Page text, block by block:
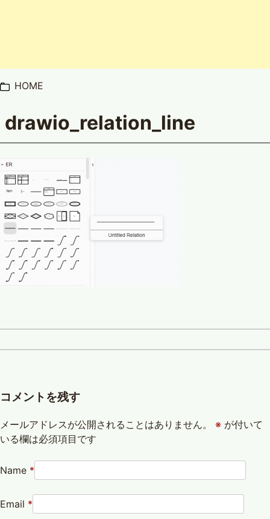
HOME
drawio_relation_line
コメントを残す
メールアドレスが公開されることはありません。 ※ が付いて
いる欄は必須項目です
Name *
Email *